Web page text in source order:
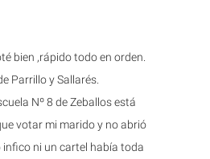
bien ,rápido todo en orden.
Parrillo y Sallarés.
Nº 8 de Zeballos está
votar mi marido y no abrió
ni un cartel había toda